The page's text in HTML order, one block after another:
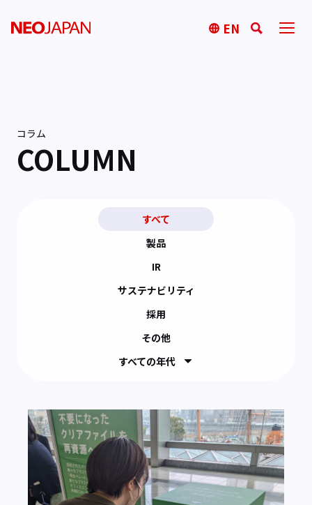
EN
コラム
COLUMN
すべて
製品
IR
サステナビリティ
採用
その他
すべての年代